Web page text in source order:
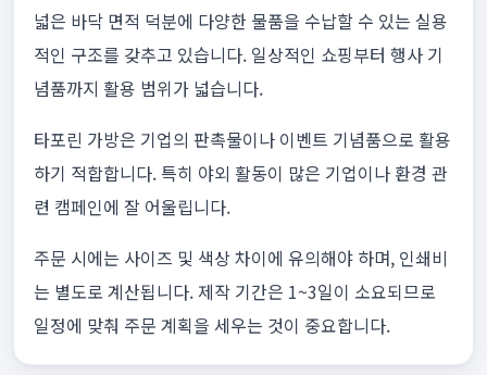
넓은 바닥 면적 덕분에 다양한 물품을 수납할 수 있는 실용
적인 구조를 갖추고 있습니다. 일상적인 쇼핑부터 행사 기
념품까지 활용 범위가 넓습니다.
타포린 가방은 기업의 판촉물이나 이벤트 기념품으로 활용
하기 적합합니다. 특히 야외 활동이 많은 기업이나 환경 관
련 캠페인에 잘 어울립니다.
주문 시에는 사이즈 및 색상 차이에 유의해야 하며, 인쇄비
는 별도로 계산됩니다. 제작 기간은 1~3일이 소요되므로
일정에 맞춰 주문 계획을 세우는 것이 중요합니다.